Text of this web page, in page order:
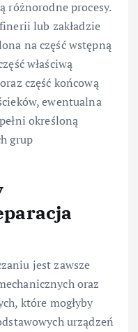
różnorodne procesy.
lub zakładzie
na część wstępną
właściwą
część końcową
ewentualna
określoną
grup
jest zawsze
oraz
które mogłyby
urządzeń